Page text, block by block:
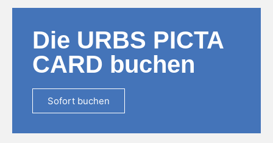
Die URBS PICTA
CARD buchen
Sofort buchen